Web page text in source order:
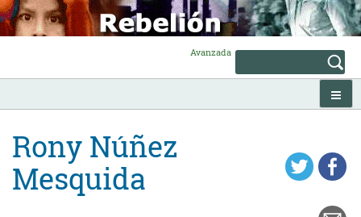
Skip
to
content
Avanzada
Rony Núñez
Mesquida